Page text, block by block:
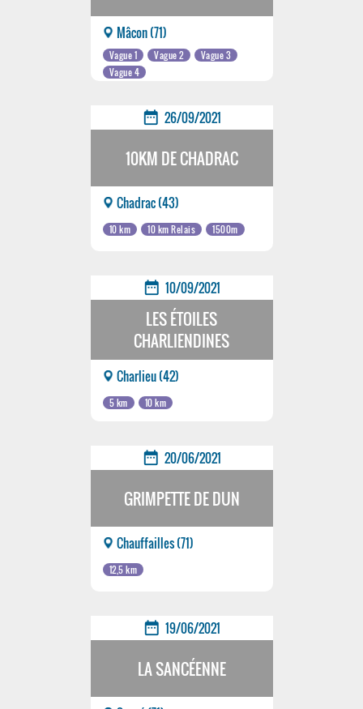
Mâcon (71)
Vague 1 Vague 2
Vague 3
Vague 4
date_range 26/09/2021
10KM DE CHADRAC
Chadrac (43)
10 km 10 km Relais 1500m
date_range 10/09/2021
LES ÉTOILES
CHARLIENDINES
Charlieu (42)
5 km 10 km
date_range 20/06/2021
GRIMPETTE DE DUN
Chauffailles (71)
12,5 km
date_range 19/06/2021
LA SANCÉENNE